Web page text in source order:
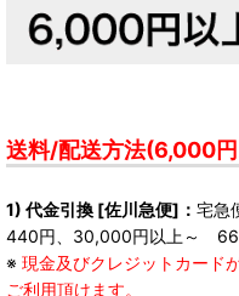
送料/配送方法(6,000
1) 代金引換 [佐川急便]： 宅急
440円、30,000円以上～
※ 現金及びクレジットカード
ご利用頂けます。